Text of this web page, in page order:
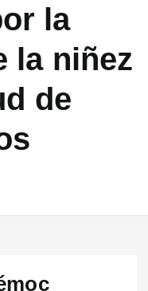
la
la niñez
de